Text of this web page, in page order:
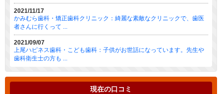
2021/11/17
かみむら歯科・矯正歯科クリニック：綺麗な素敵なクリニックで、歯医
者さんに行くって ...
2021/09/07
上尾ハピネス歯科・こども歯科：子供がお世話になっています。先生や
歯科衛生士の方も ...
現在の口コミ